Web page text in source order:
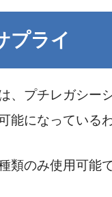
プライ
、プチレガシー
能になっている
類のみ使用可能で